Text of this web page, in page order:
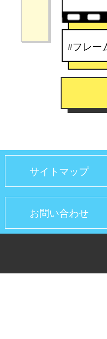
#フレー
サイトマップ
お問い合わせ